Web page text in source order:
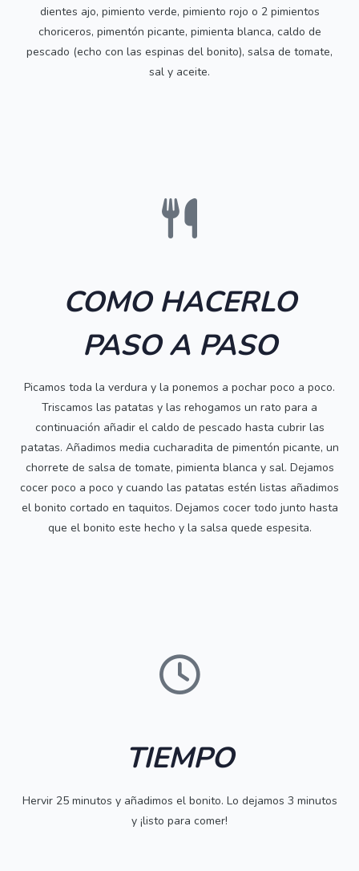
dientes ajo, pimiento verde, pimiento rojo o 2 pimientos
choriceros, pimentón picante, pimienta blanca, caldo de
pescado (echo con las espinas del bonito), salsa de tomate,
sal y aceite.
COMO HACERLO
PASO A PASO
Picamos toda la verdura y la ponemos a pochar poco a poco.
Triscamos las patatas y las rehogamos un rato para a
continuación añadir el caldo de pescado hasta cubrir las
patatas. Añadimos media cucharadita de pimentón picante, un
chorrete de salsa de tomate, pimienta blanca y sal. Dejamos
cocer poco a poco y cuando las patatas estén listas añadimos
el bonito cortado en taquitos. Dejamos cocer todo junto hasta
que el bonito este hecho y la salsa quede espesita.
TIEMPO
Hervir 25 minutos y añadimos el bonito. Lo dejamos 3 minutos
y ¡listo para comer!